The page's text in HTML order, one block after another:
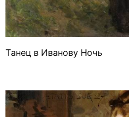
Танец в Иванову Ночь